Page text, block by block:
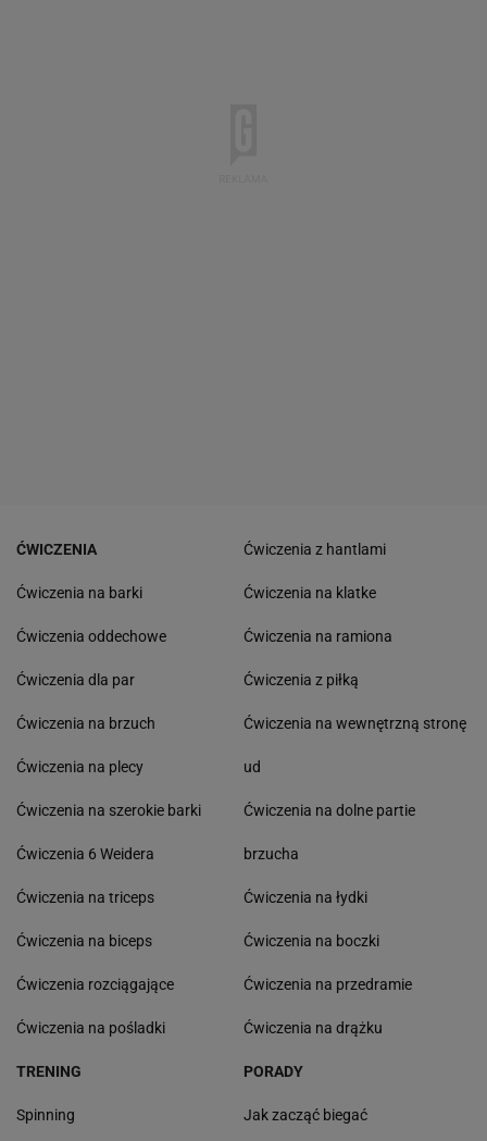
ĆWICZENIA
Ćwiczenia na barki
Ćwiczenia oddechowe
Ćwiczenia dla par
Ćwiczenia na brzuch
Ćwiczenia na plecy
Ćwiczenia na szerokie barki
Ćwiczenia 6 Weidera
Ćwiczenia na triceps
Ćwiczenia na biceps
Ćwiczenia rozciągające
Ćwiczenia na pośladki
Ćwiczenia z hantlami
Ćwiczenia na klatke
Ćwiczenia na ramiona
Ćwiczenia z piłką
Ćwiczenia na wewnętrzną stronę
ud
Ćwiczenia na dolne partie
brzucha
Ćwiczenia na łydki
Ćwiczenia na boczki
Ćwiczenia na przedramie
Ćwiczenia na drążku
TRENING
Spinning
PORADY
Jak zacząć biegać